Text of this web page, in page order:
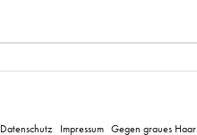
Datenschutz Impressum Gegen graues Haar